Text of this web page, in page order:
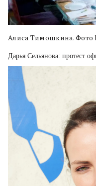
Алиса Тимошкина. Фото
Дарья Сельянова: протест